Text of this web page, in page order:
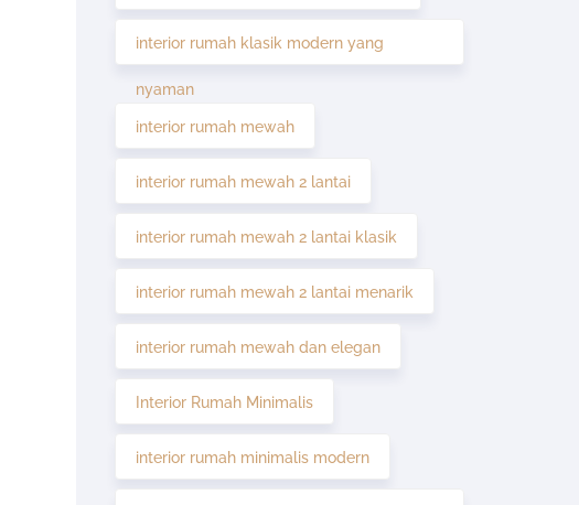
interior rumah klasik modern yang
nyaman
interior rumah mewah
interior rumah mewah 2 lantai
interior rumah mewah 2 lantai klasik
interior rumah mewah 2 lantai menarik
interior rumah mewah dan elegan
Interior Rumah Minimalis
interior rumah minimalis modern